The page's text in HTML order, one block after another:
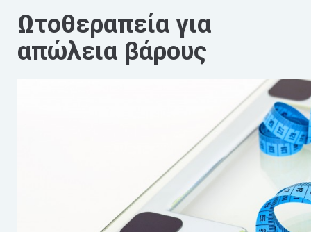
Ωτοθεραπεία για
απώλεια βάρους